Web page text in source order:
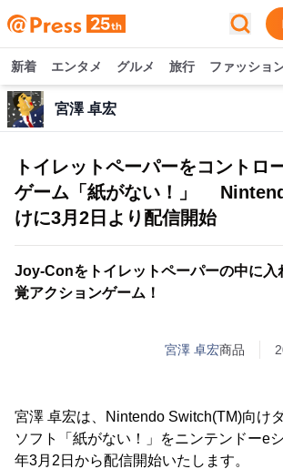
新着 エンタメ グルメ 旅行 ファッショ
宮澤 卓宏
トイレットペーパーをコントロ
ゲーム「紙がない！」
けに3月2日より配信開始
Joy-Conをトイレットペーパーの中に入
覚アクションゲーム！
宮澤 卓宏商品
宮澤 卓宏は、Nintendo Switch(TM)向け
ソフト「紙がない！」をニンテンドーe
年3月2日から配信開始いたします。